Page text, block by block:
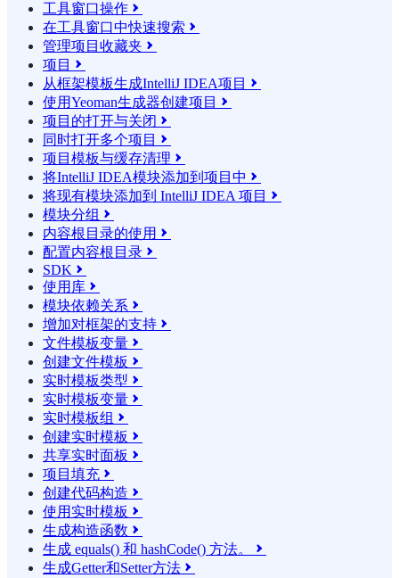
工具窗口操作 
在工具窗口中快速搜索 
管理项目收藏夹 
项目 
从框架模板生成IntelliJ IDEA项目 
使用Yeoman生成器创建项目 
项目的打开与关闭 
同时打开多个项目 
项目模板与缓存清理 
将IntelliJ IDEA模块添加到项目中 
将现有模块添加到 IntelliJ IDEA 项目 
模块分组 
内容根目录的使用 
配置内容根目录 
SDK 
使用库 
模块依赖关系 
增加对框架的支持 
文件模板变量 
创建文件模板 
实时模板类型 
实时模板变量 
实时模板组 
创建实时模板 
共享实时面板 
项目填充 
创建代码构造 
使用实时模板 
生成构造函数 
生成 equals() 和 hashCode() 方法。 
生成Getter和Setter方法 